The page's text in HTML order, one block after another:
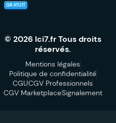
GRATUIT
© 2026 Ici7.fr Tous droits
réservés.
Mentions légales
Politique de confidentialité
CGUCGV Professionnels
CGV MarketplaceSignalement